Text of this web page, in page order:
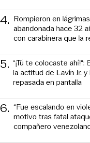
4. Rompieron en
abandonada hace 32
con carabinera que la
5. “¡Tú te colocaste
la actitud de Lavín Jr.
repasada en pantalla
6. “Fue escalando en
motivo tras fatal
compañero